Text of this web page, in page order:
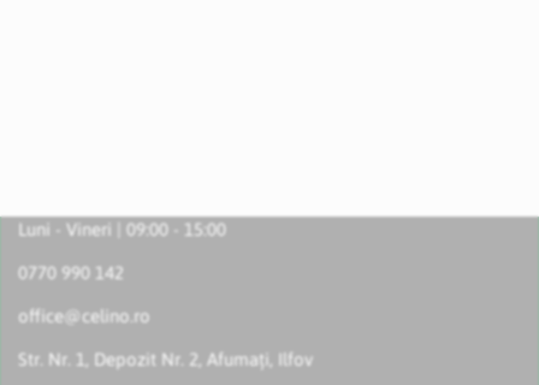
Luni - Vineri | 09:00 - 15:00
0770 990 142
office@celino.ro
Str. Nr. 1, Depozit Nr. 2, Afumați, Ilfov